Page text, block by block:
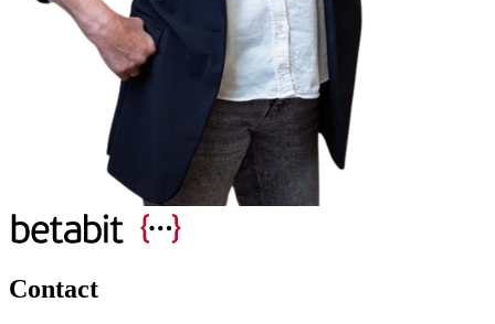
Contact